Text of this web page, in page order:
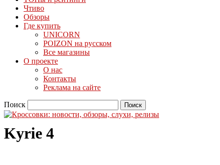
Чтиво
Обзоры
Где купить
UNICORN
POIZON на русском
Все магазины
О проекте
О нас
Контакты
Реклама на сайте
Поиск
Kyrie 4